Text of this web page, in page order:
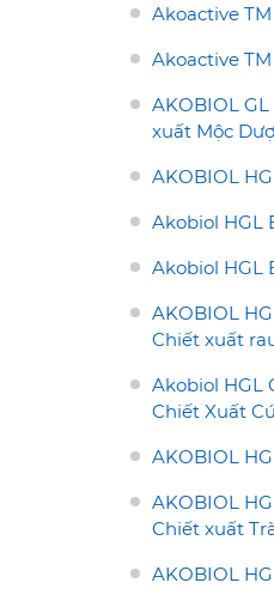
Akoactive
Akoactive
AKOBIOL
xuất Mộc
AKOBIOL
Akobiol HGL
Akobiol HGL
AKOBIOL
Chiết xuất
Akobiol HGL
Chiết Xuất
AKOBIOL
AKOBIOL
Chiết xuất
AKOBIOL